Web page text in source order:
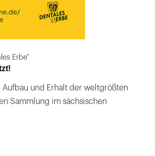
Erbe"
und Erhalt der weltgrößten
Sammlung im sächsischen